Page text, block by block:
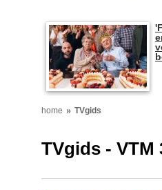
home TVgids
TVgids - VTM